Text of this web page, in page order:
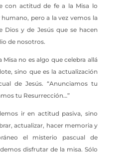
con actitud de fe a la Misa lo
pero a la vez vemos la
Dios y de Jesús que se hacen
de nosotros.
Misa no es algo que celebra allá
sino que es la actualización
de Jesús. “Anunciamos tu
tu Resurrección…”
ir en actitud pasiva, sino
actualizar, hacer memoria y
el misterio pascual de
disfrutar de la misa. Sólo